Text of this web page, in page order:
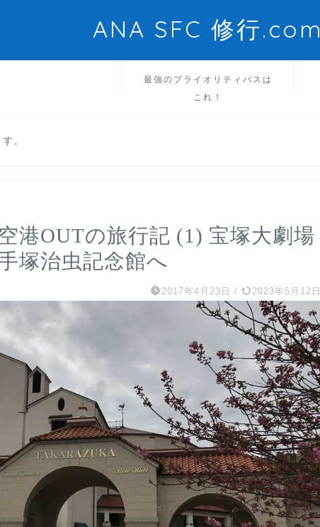
ANA SFC 修行.com
最強のプライオリティパスは
これ！
。
港OUTの旅行記 (1) 宝塚大劇場
塚治虫記念館へ
2017年4月23日 / 2023年5月12日